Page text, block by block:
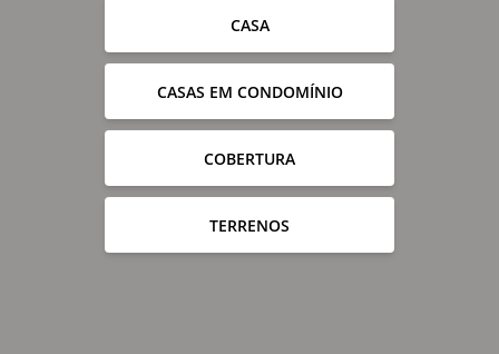
CASA
CASAS EM CONDOMÍNIO
COBERTURA
TERRENOS